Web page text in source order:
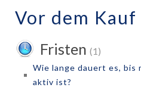
Vor dem Kauf
Fristen (1)
Wie lange dauert es, bis
aktiv ist?